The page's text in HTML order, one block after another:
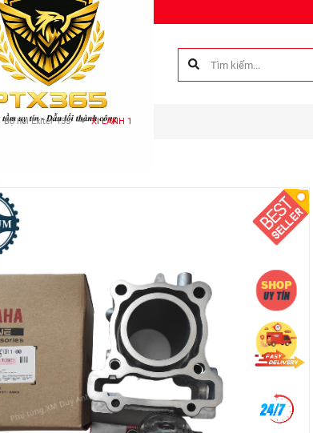
đến với Phụ tùng Duy Anh!
Bộ hơi Exiter 155 XI LANH 1